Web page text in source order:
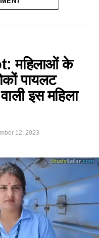
महिलाओं के
पायलट
इस महिला
12, 2023